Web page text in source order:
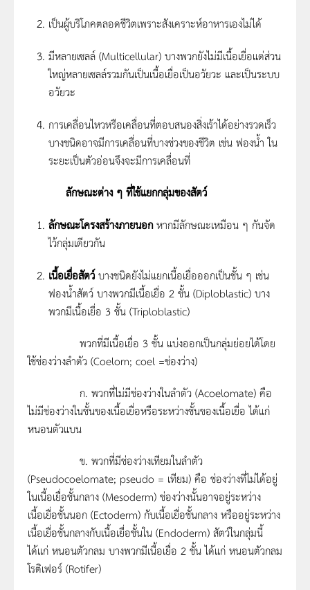
เป็นผู้บริโภคตลอดชีวิตเพราะสังเคราะห์อาหารเองไม่ได้
มีหลายเซลล์ (Multicellular) บางพวกยังไม่มีเนื้อเยื่อแต่ส่วน
ใหญ่หลายเซลล์รวมกันเป็นเนื้อเยื่อเป็นอวัยวะ และเป็นระบบ
อวัยวะ
การเคลื่อนไหวหรือเคลื่อนที่ตอบสนองสิ่งเร้าได้อย่างรวดเร็ว
บางชนิดอาจมีการเคลื่อนที่บางช่วงของชีวิต เช่น ฟองน้ำ ใน
ระยะเป็นตัวอ่อนจึงจะมีการเคลื่อนที่
ลักษณะต่าง ๆ ที่ใช้แยกกลุ่มของสัตว์
ลักษณะโครงสร้างภายนอกหากมีลักษณะเหมือน ๆ กันจัด
ไว้กลุ่มเดียวกัน
เนื้อเยื่อสัตว์บางชนิดยังไม่แยกเนื้อเยื่อออกเป็นชั้น ๆ เช่น
ฟองน้ำสัตว์ บางพวกมีเนื้อเยื่อ 2 ชั้น (Diploblastic) บาง
พวกมีเนื้อเยื่อ 3 ชั้น (Triploblastic)
พวกที่มีเนื้อเยื่อ 3 ชั้น แบ่งออกเป็นกลุ่มย่อยได้โดย
ใช้ช่องว่างลำตัว (Coelom; coel =ช่องว่าง)
ก. พวกที่ไม่มีช่องว่างในลำตัว (Acoelomate) คือ
ไม่มีช่องว่างในชั้นของเนื้อเยื่อหรือระหว่างชั้นของเนื้อเยื่อ ได้แก่
หนอนตัวแบน
ข. พวกที่มีช่องว่างเทียมในลำตัว
(Pseudocoelomate; pseudo = เทียม) คือ ช่องว่างที่ไม่ได้อยู่
ในเนื้อเยื่อชั้นกลาง (Mesoderm) ช่องว่างนั้นอาจอยู่ระหว่าง
เนื้อเยื่อชั้นนอก (Ectoderm) กับเนื้อเยื่อชั้นกลาง หรืออยู่ระหว่าง
เนื้อเยื่อชั้นกลางกับเนื้อเยื่อชั้นใน (Endoderm) สัตว์ในกลุ่มนี้
ได้แก่ หนอนตัวกลม บางพวกมีเนื้อเยื่อ 2 ชั้น ได้แก่ หนอนตัวกลม
โรติเฟอร์ (Rotifer)